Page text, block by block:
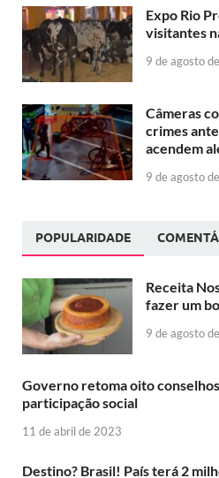
Expo Rio
visitantes
9 de agosto
Câmeras
crimes
acendem
9 de agosto
POPULARIDADE
Receita
fazer um
9 de agosto
Governo retoma oito
participação social
11 de abril de 2023
Destino? Brasil! País terá 2